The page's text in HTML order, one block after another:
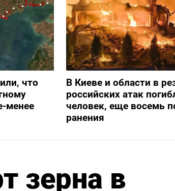
что
менее
В Киеве и области в
российских атак
человек, еще восемь
ранения
зерна в